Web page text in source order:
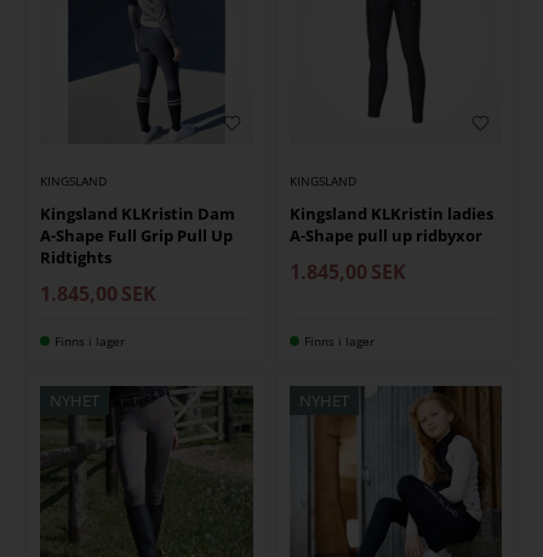
KINGSLAND
Kingsland KLKristin Dam
A-Shape Full Grip Pull Up
Ridtights
1.845,00 SEK
Finns i lager
KINGSLAND
Kingsland KLKristin ladies
A-Shape pull up ridbyxor
1.845,00 SEK
Finns i lager
NYHET NYHET